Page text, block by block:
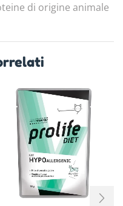
di origine animale